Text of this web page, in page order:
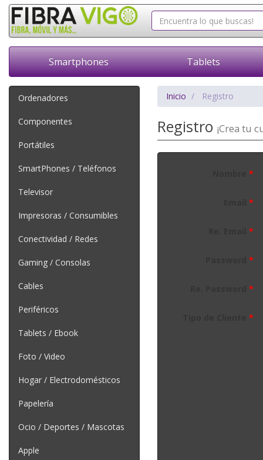
Smartphones Tablets
Ordenadores
Componentes
Portátiles
SmartPhones / Teléfonos
Televisor
Impresoras / Consumibles
Conectividad / Redes
Gaming / Consolas
Cables
Periféricos
Tablets / Ebook
Foto / Video
Hogar / Electrodomésticos
Papelería
Ocio / Deportes / Mascotas
Apple
Inicio Registro
Registro ¡Crea tu
*
*
*
*
*
*